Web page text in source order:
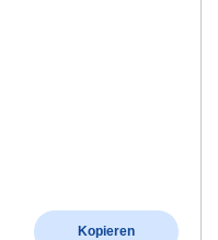
Kopieren